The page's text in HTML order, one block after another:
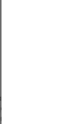
jellegzetes
egyedi. A